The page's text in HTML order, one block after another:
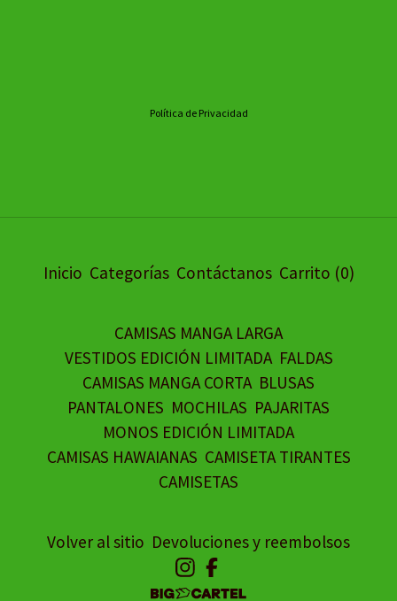
Política de Privacidad
Inicio Categorías Contáctanos Carrito (0)
CAMISAS MANGA LARGA
VESTIDOS EDICIÓN LIMITADA FALDAS
CAMISAS MANGA CORTA BLUSAS
PANTALONES MOCHILAS PAJARITAS
MONOS EDICIÓN LIMITADA
CAMISAS HAWAIANAS CAMISETA TIRANTES
CAMISETAS
Volver al sitio Devoluciones y reembolsos